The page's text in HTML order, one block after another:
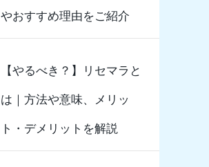
やおすすめ理由をご紹介
【やるべき？】リセマラと
は｜方法や意味、メリッ
ト・デメリットを解説